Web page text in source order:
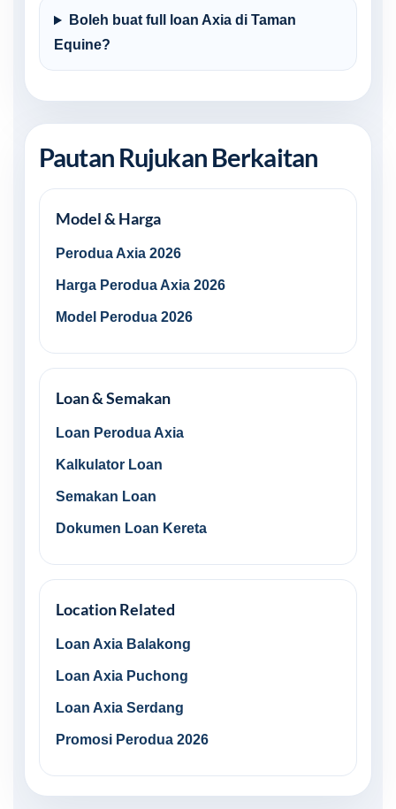
Boleh buat full loan Axia di Taman
Equine?
Pautan Rujukan Berkaitan
Model & Harga
Perodua Axia 2026
Harga Perodua Axia 2026
Model Perodua 2026
Loan & Semakan
Loan Perodua Axia
Kalkulator Loan
Semakan Loan
Dokumen Loan Kereta
Location Related
Loan Axia Balakong
Loan Axia Puchong
Loan Axia Serdang
Promosi Perodua 2026